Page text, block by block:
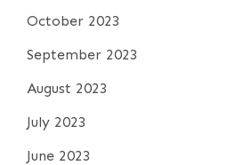
October 2023
September 2023
August 2023
July 2023
June 2023